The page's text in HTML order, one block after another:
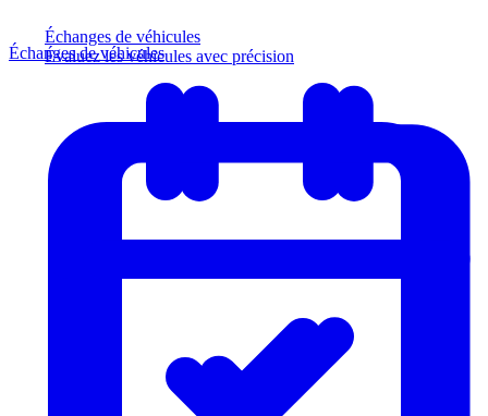
Échanges de véhicules
Évaluez les véhicules avec précision
Échanges de véhicules